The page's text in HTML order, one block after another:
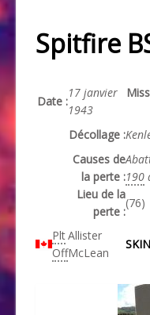
Spitfire
Date :
17 janvier
1943
Décollage :
Causes de
la perte :190
Lieu de la
perte :
(76)
Plt
Off
Allister
McLean